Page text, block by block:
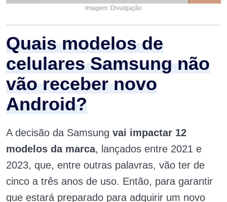
Imagem: Divulgação
Quais modelos de
celulares Samsung não
vão receber novo
Android?
A decisão da Samsung vai impactar 12
modelos da marca, lançados entre 2021 e
2023, que, entre outras palavras, vão ter de
cinco a três anos de uso. Então, para garantir
que estará preparado para adquirir um novo